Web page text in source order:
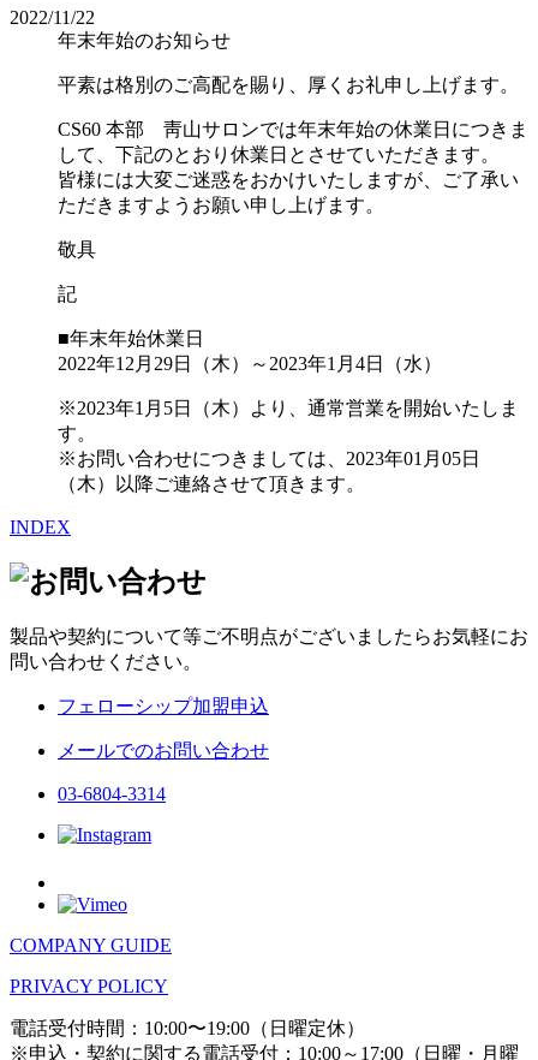
2022/11/22
年末年始のお知らせ
平素は格別のご高配を賜り、厚くお礼申し上げます。
CS60 本部 靑山サロンでは年末年始の休業日につきま
して、下記のとおり休業日とさせていただきます。
皆様には大変ご迷惑をおかけいたしますが、ご了承い
ただきますようお願い申し上げます。
敬具
記
■年末年始休業日
2022年12月29日（木）～2023年1月4日（水）
※2023年1月5日（木）より、通常営業を開始いたしま
す。
※お問い合わせにつきましては、2023年01月05日
（木）以降ご連絡させて頂きます。
INDEX
製品や契約について等ご不明点がございましたらお気軽にお
問い合わせください。
フェローシップ加盟申込
メールでのお問い合わせ
03-6804-3314
COMPANY GUIDE
PRIVACY POLICY
電話受付時間：10:00〜19:00（日曜定休）
※申込・契約に関する電話受付：10:00～17:00（日曜・月曜